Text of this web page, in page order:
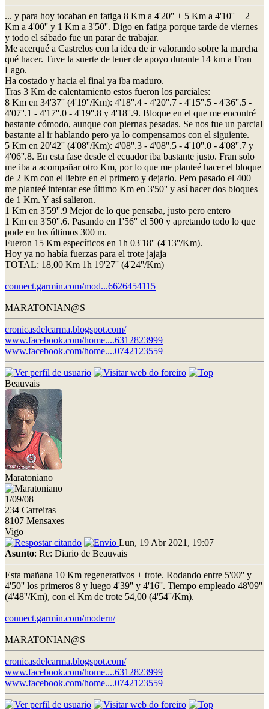
... y para hoy tocaban en fatiga 8 Km a 4'20'' + 5 Km a 4'10'' + 2
Km a 4'00'' y 1 Km a 3'50''. Digo en fatiga porque tarde de viernes
y todo el sábado fue un parar de trabajar.
Me acerqué a Castrelos con la idea de ir valorando sobre la marcha
qué hacer. Tuve la suerte de tener de apoyo durante 14 km a Fran
Lago.
Ha costado y hacia el final ya iba maduro.
Tras 3 Km de calentamiento estos fueron los parciales:
8 Km en 34'37'' (4'19''/Km): 4'18''.4 - 4'20''.7 - 4'15''.5 - 4'36''.5 -
4'07''.1 - 4'17''.0 - 4'19''.8 y 4'18''.9. Bloque en el que me encontré
bastante cómodo, aunque con piernas pesadas. Se nos fue un parcial
bastante al ir hablando pero ya lo compensamos con el siguiente.
5 Km en 20'42'' (4'08''/Km): 4'08''.3 - 4'08''.5 - 4'10''.0 - 4'08''.7 y
4'06''.8. En esta fase desde el ecuador iba bastante justo. Fran solo
me iba a acompañar otro Km, por lo que me planteé hacer el bloque
de 2 Km con el liebre en el primero y dejarlo. Pero pasado el 400
me planteé intentar ese último Km en 3'50'' y así hacer dos bloques
de 1 Km. Y así salieron.
1 Km en 3'59''.9 Mejor de lo que pensaba, justo pero entero
1 Km en 3'50''.6. Pasando en 1'56'' el 500 y apretando todo lo que
pude en los últimos 300 m.
Fueron 15 Km específicos en 1h 03'18'' (4'13''/Km).
Hoy ya no había fuerzas para el trote jajaja
TOTAL: 18,00 Km 1h 19'27'' (4'24''/Km)
connect.garmin.com/mod...6626454115
MARATONIAN@S
cronicasdelcarma.blogspot.com/
www.facebook.com/home....6312823999
www.facebook.com/home....0742123559
Beauvais
Maratoniano
1/09/08
234 Carreiras
8107 Mensaxes
Vigo
Lun, 19 Abr 2021, 19:07
Asunto: Re: Diario de Beauvais
Esta mañana 10 Km regenerativos + trote. Rodando entre 5'00'' y
4'50'' los primeros 8 y luego 4'39'' y 4'16''. Tiempo empleado 48'09''
(4'48''/Km), con el Km de trote 54,00 (4'54''/Km).
connect.garmin.com/modern/
MARATONIAN@S
cronicasdelcarma.blogspot.com/
www.facebook.com/home....6312823999
www.facebook.com/home....0742123559